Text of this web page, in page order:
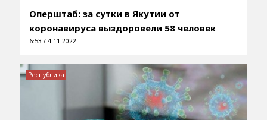
Оперштаб: за сутки в Якутии от
коронавируса выздоровели 58 человек
6:53 / 4.11.2022
Республика